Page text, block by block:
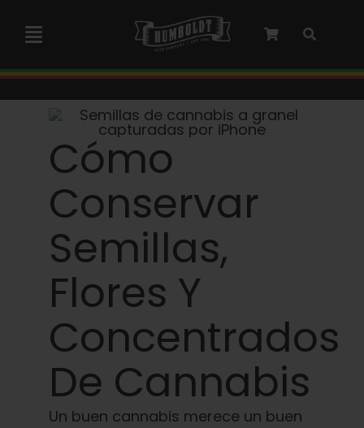
Alternar
navegación
Colaboración con Marley
Semillas feminizadas
Semillas Autoflower
Semillas triploides
Semillas para jardín
Aprenda
Pulse
Cómo
Conservar
Semillas,
Flores Y
Concentrados
De Cannabis
Un buen cannabis merece un buen